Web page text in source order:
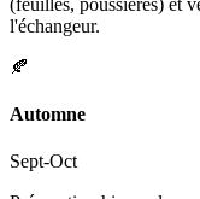
l'échangeur.
🍂
Automne
Sept-Oct